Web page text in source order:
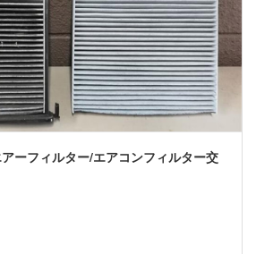
ーフィルター/エアコンフィルター交